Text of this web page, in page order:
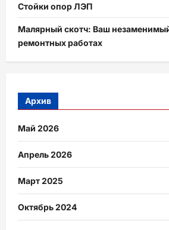
Стойки опор ЛЭП
Малярный скотч: Ваш
ремонтных работах
Архив
Май 2026
Апрель 2026
Март 2025
Октябрь 2024